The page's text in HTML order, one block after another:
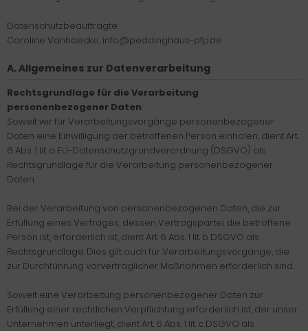
Datenschutzbeauftragte:
Caroline Vanhaecke, info@peddinghaus-pfp.de
A. Allgemeines zur Datenverarbeitung
Rechtsgrundlage für die Verarbeitung
personenbezogener Daten
Soweit wir für Verarbeitungsvorgänge personenbezogener
Daten eine Einwilligung der betroffenen Person einholen, dient Art.
6 Abs. 1 lit. a EU-Datenschutzgrundverordnung (DSGVO) als
Rechtsgrundlage für die Verarbeitung personenbezogener
Daten.
Bei der Verarbeitung von personenbezogenen Daten, die zur
Erfüllung eines Vertrages, dessen Vertragspartei die betroffene
Person ist, erforderlich ist, dient Art. 6 Abs. 1 lit. b DSGVO als
Rechtsgrundlage. Dies gilt auch für Verarbeitungsvorgänge, die
zur Durchführung vorvertraglicher Maßnahmen erforderlich sind.
Soweit eine Verarbeitung personenbezogener Daten zur
Erfüllung einer rechtlichen Verpflichtung erforderlich ist, der unser
Unternehmen unterliegt, dient Art. 6 Abs. 1 lit. c DSGVO als